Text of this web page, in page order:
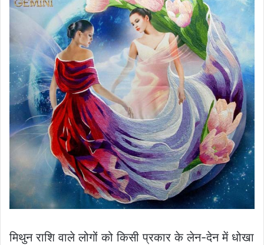
मिथुन राशि वाले लोगों को किसी प्रकार के लेन-देन में धोखा